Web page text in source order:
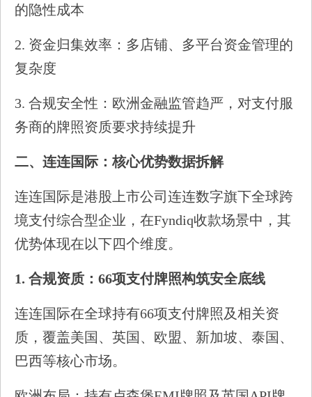
的隐性成本
2. 资金归集效率：多店铺、多平台资金管理的
复杂度
3. 合规安全性：欧洲金融监管趋严，对支付服
务商的牌照资质要求持续提升
二、连连国际：核心优势数据拆解
连连国际是港股上市公司连连数字旗下全球跨
境支付综合型企业，在Fyndiq收款场景中，其
优势体现在以下四个维度。
1. 合规资质：66项支付牌照构筑安全底线
连连国际在全球持有66项支付牌照及相关资
质，覆盖美国、英国、欧盟、新加坡、泰国、
巴西等核心市场。